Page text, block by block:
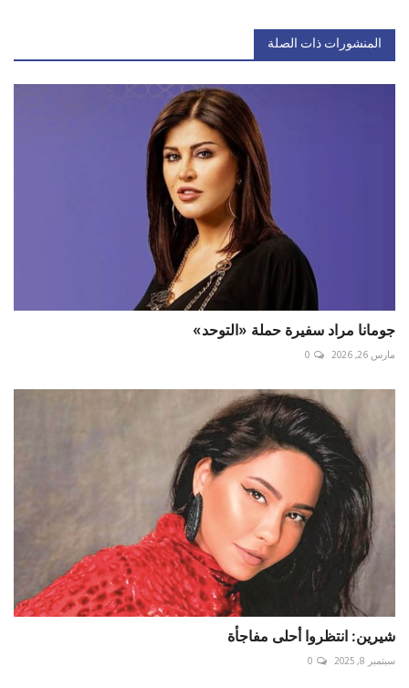
المنشورات ذات الصلة
جومانا مراد سفيرة حملة «التوحد»
مارس 26, 2026 0
شيرين: انتظروا أحلى مفاجأة
سبتمبر 8, 2025 0